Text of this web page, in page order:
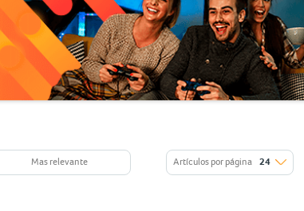
Mas relevante Artículos por página 24